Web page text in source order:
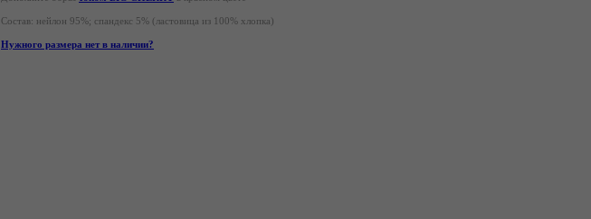
Состав: нейлон 95%; спандекс 5% (ластовица из 100% хлопка)
Нужного размера нет в наличии?